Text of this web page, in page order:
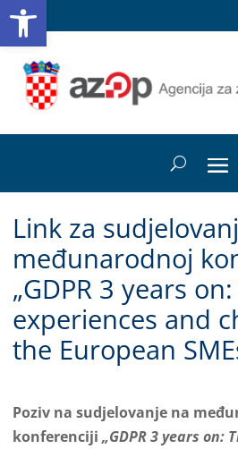
Link za
međunarodnoj
„GDPR 3 years
experiences and
the European
Poziv na sudjelovanje na
konferenciji „GDPR 3 years on: